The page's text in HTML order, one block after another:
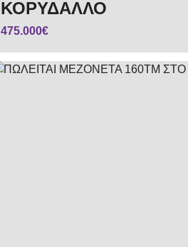
ΚΟΡΥΔΑΛΛΟ
475.000€